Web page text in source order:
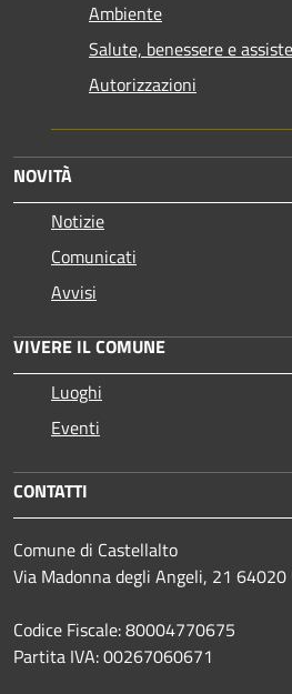
Ambiente
Salute, benessere e
Autorizzazioni
NOVITÀ
Notizie
Comunicati
Avvisi
VIVERE IL COMUNE
Luoghi
Eventi
CONTATTI
Comune di Castellalto
Via Madonna degli Angeli, 21 64020
Codice Fiscale: 80004770675
Partita IVA: 00267060671